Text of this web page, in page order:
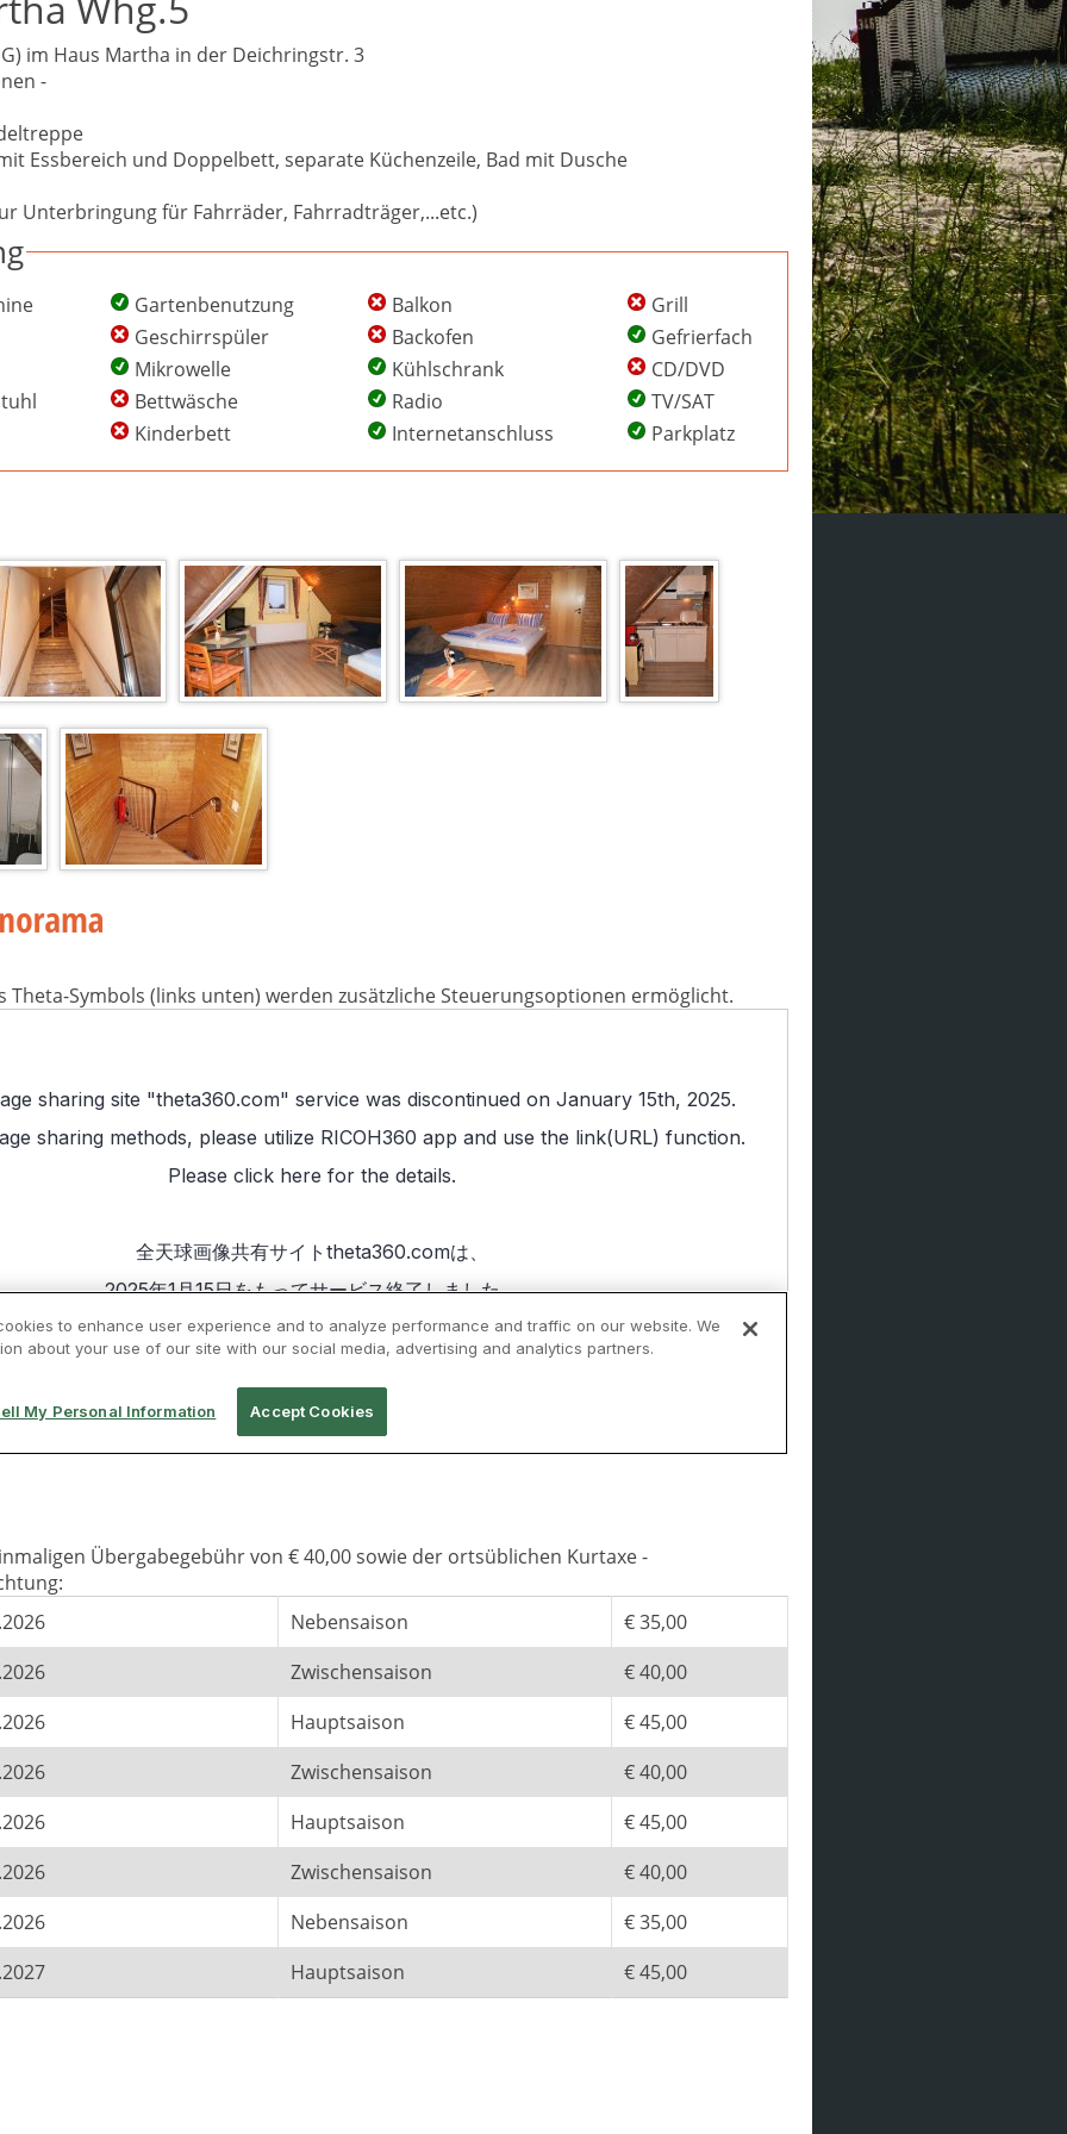
im Haus Martha in der Deichringstr. 3
-
Essbereich und Doppelbett, separate Küchenzeile, Bad mit Dusche
Unterbringung für Fahrräder, Fahrradträger,...etc.)
Gartenbenutzung
Geschirrspüler
Mikrowelle
Bettwäsche
Kinderbett
Balkon
Backofen
Kühlschrank
Radio
Internetanschluss
Grill
Gefrierfach
CD/DVD
TV/SAT
Parkplatz
Theta-Symbols (links unten) werden zusätzliche Steuerungsoptionen ermöglicht.
Übergabegebühr von € 40,00 sowie der ortsüblichen Kurtaxe -
Nebensaison
€ 35,00
Zwischensaison
€ 40,00
Hauptsaison
€ 45,00
Zwischensaison
€ 40,00
Hauptsaison
€ 45,00
Zwischensaison
€ 40,00
Nebensaison
€ 35,00
Hauptsaison € 45,00